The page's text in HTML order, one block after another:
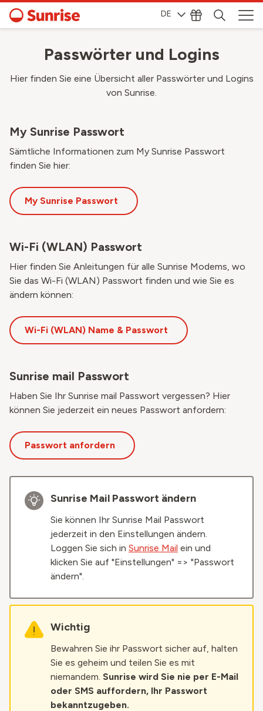
DE
Passwörter und Logins
Hier finden Sie eine Übersicht aller Passwörter und Logins
von Sunrise.
My Sunrise Passwort
Sämtliche Informationen zum My Sunrise Passwort
finden Sie hier:
My Sunrise Passwort
Wi-Fi (WLAN) Passwort
Hier finden Sie Anleitungen für alle Sunrise Modems, wo
Sie das Wi-Fi (WLAN) Passwort finden und wie Sie es
ändern können:
Wi-Fi (WLAN) Name & Passwort
Sunrise mail Passwort
Haben Sie Ihr Sunrise mail Passwort vergessen? Hier
können Sie jederzeit ein neues Passwort anfordern:
Passwort anfordern
Sunrise Mail Passwort ändern
Sie können Ihr Sunrise Mail Passwort
jederzeit in den Einstellungen ändern.
Loggen Sie sich in Sunrise Mail ein und
klicken Sie auf "Einstellungen" => "Passwort
ändern".
Wichtig
Bewahren Sie ihr Passwort sicher auf, halten
Sie es geheim und teilen Sie es mit
niemandem. Sunrise wird Sie nie per E-Mail
oder SMS auffordern, Ihr Passwort
bekanntzugeben.